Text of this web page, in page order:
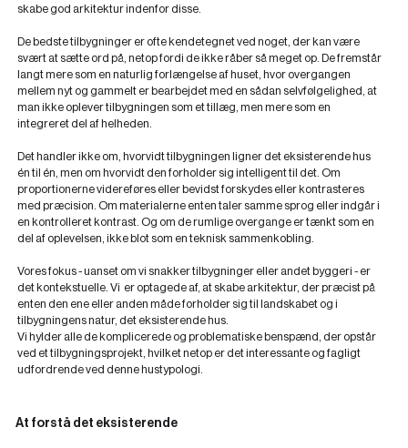
skabe god arkitektur indenfor disse.
De bedste tilbygninger er ofte kendetegnet ved noget, der kan være
svært at sætte ord på, netop fordi de ikke råber så meget op. De fremstår
langt mere som en naturlig forlængelse af huset, hvor overgangen
mellem nyt og gammelt er bearbejdet med en sådan selvfølgelighed, at
man ikke oplever tilbygningen som et tillæg, men mere som en
integreret del af helheden.
Det handler ikke om, hvorvidt tilbygningen ligner det eksisterende hus
én til én, men om hvorvidt den forholder sig intelligent til det. Om
proportionerne videreføres eller bevidst forskydes eller kontrasteres
med præcision. Om materialerne enten taler samme sprog eller indgår i
en kontrolleret kontrast. Og om de rumlige overgange er tænkt som en
del af oplevelsen, ikke blot som en teknisk sammenkobling.
Vores fokus - uanset om vi snakker tilbygninger eller andet byggeri - er
det kontekstuelle. Vi er optagede af, at skabe arkitektur, der præcist på
enten den ene eller anden måde forholder sig til landskabet og i
tilbygningens natur, det eksisterende hus.
Vi hylder alle de komplicerede og problematiske benspænd, der opstår
ved et tilbygningsprojekt, hvilket netop er det interessante og fagligt
udfordrende ved denne hustypologi.
At forstå det eksisterende